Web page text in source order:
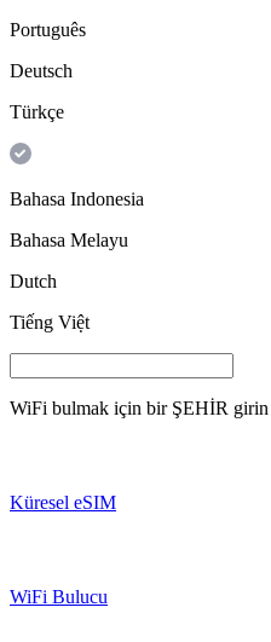
Português
Deutsch
Türkçe
Bahasa Indonesia
Bahasa Melayu
Dutch
Tiếng Việt
WiFi bulmak için bir ŞEHİR girin
Küresel eSIM
WiFi Bulucu